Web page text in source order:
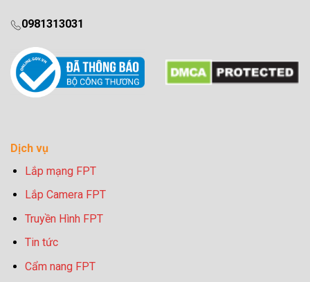
0981313031
Dịch vụ
Lắp mạng FPT
Lắp Camera FPT
Truyền Hình FPT
Tin tức
Cẩm nang FPT